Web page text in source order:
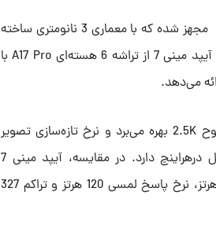
ردمی K Pad به تراشه 8 هسته‌ای مدیاتک دایمنسیتی 9400+ مجهز شده که با معماری 3 نانومتری ساخته
شده است و فرکانس آن به 3.63 گیگاهرتز می‌رسد. در مقابل، آیپد مینی 7 از تراشه 6 هسته‌ای A17 Pro با
تبلت جدید شیائومی از نمایشگر 8.8 اینچی IPS LCD با وضوح 2.5K بهره می‌برد و نرخ تازه‌سازی تصویر
165هرتزی، نرخ پاسخ لمسی 372 هرتزی و تراکم 403 پیکسل درهراینچ دارد. در مقایسه، آیپد مینی 7
نمایشگری 8.3 اینچی با وضوح 2K، نرخ تازه‌سازی تصویر 60 هرتز، نرخ پاسخ لمسی 120 هرتز و تراکم 327